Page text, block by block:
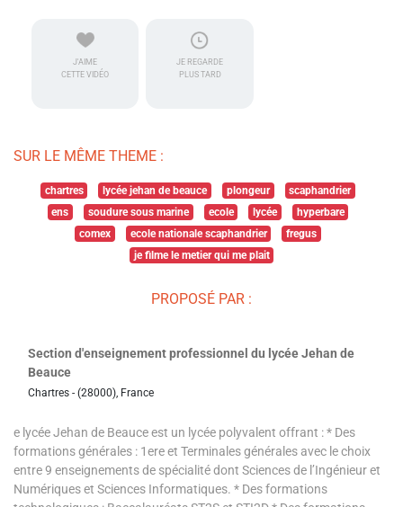
J'AIME
CETTE VIDÉO
JE REGARDE
PLUS TARD
SUR LE MÊME THEME :
chartres lycée jehan de beauce plongeur
scaphandrier
ens
soudure sous marine ecole lycée
hyperbare
comex
ecole nationale scaphandrier
fregus
je filme le metier qui me plait
PROPOSÉ PAR :
Section d'enseignement professionnel du lycée Jehan de
Beauce
Chartres - (28000), France
e lycée Jehan de Beauce est un lycée polyvalent offrant : * Des
formations générales : 1ere et Terminales générales avec le choix
entre 9 enseignements de spécialité dont Sciences de l’Ingénieur et
Numériques et Sciences Informatiques. * Des formations